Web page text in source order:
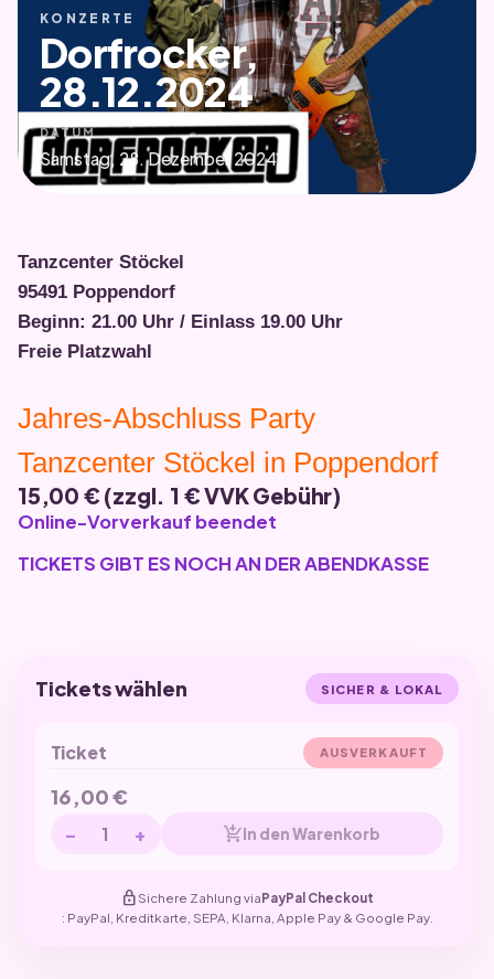
KONZERTE
Dorfrocker,
28.12.2024
DATUM
Samstag, 28. Dezember 2024
Tanzcenter Stöckel
95491 Poppendorf
Beginn: 21.00 Uhr / Einlass 19.00 Uhr
Freie Platzwahl
Jahres-Abschluss Party
Tanzcenter Stöckel in Poppendorf
15,00 € (zzgl. 1 € VVK Gebühr)
Online-Vorverkauf beendet
TICKETS GIBT ES NOCH AN DER ABENDKASSE
Tickets wählen SICHER & LOKAL
Ticket AUSVERKAUFT
16,00€
− + add_shopping_cartIn den Warenkorb
lock Sichere Zahlung viaPayPal Checkout
: PayPal, Kreditkarte, SEPA, Klarna, Apple Pay & Google Pay.